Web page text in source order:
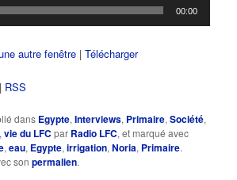
00:00
autre fenêtre |Télécharger
| RSS
dans Egypte,Interviews, Primaire,Société,
,vie du LFC par Radio LFC, et marqué avec
,eau, Egypte,irrigation,Noria, Primaire.
sonpermalien.